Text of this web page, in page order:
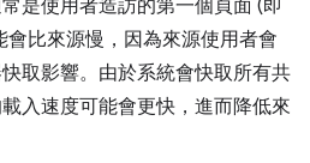
是使用者造訪的第一個頁面 (即
比來源慢，因為來源使用者會
取影響。由於系統會快取所有共
入速度可能會更快，進而降低來